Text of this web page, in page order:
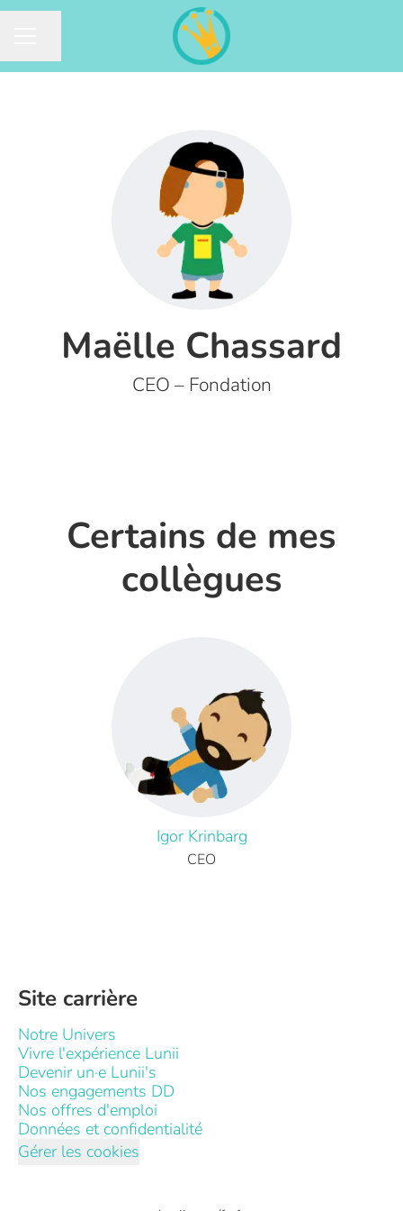
Maëlle Chassard
CEO – Fondation
Certains de mes
collègues
Igor Krinbarg
CEO
Site carrière
Notre Univers
Vivre l'expérience Lunii
Devenir un·e Lunii's
Nos engagements DD
Nos offres d'emploi
Données et confidentialité
Gérer les cookies